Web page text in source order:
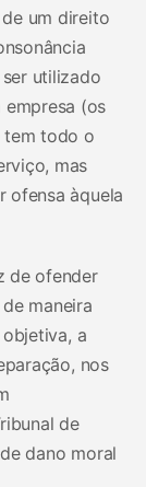
um direito
utilizado
empresa (os
tem todo o
mas
ofensa àquela
de ofender
maneira
a
nos
de
dano moral